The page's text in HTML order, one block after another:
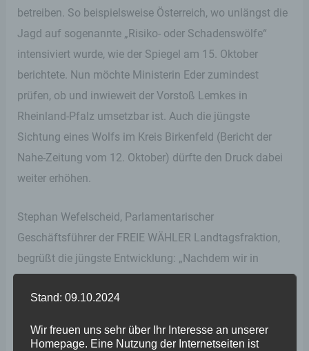
betreiben. So beispielsweise Österreich, wo unlängst die
Jagd auf sogenannte „Risiko- oder Schadenswölfe“
intensiviert wurde, wie der Spiegel am 15. Oktober
berichtete. Nun möchte Ministerin Eder zumindest
prüfen, ob und inwieweit der Vorstoß Lemkes in
Rheinland-Pfalz umsetzbar ist. Auch die jüngste
Sichtung eines Wolfs im Kreis Birkenfeld (Bericht der
Nahe-Zeitung vom 12. Oktober) dürfte den Druck dabei
weiter erhöhen.
Stephan Wefelscheid, Parlamentarischer
Geschäftsführer der FREIE WÄHLER Landtagsfraktion,
begrüßt die jüngste Entwicklung: „Nachdem wir in
haben, kommt nun endlich und durch die Flankierung
Vorschlag von Ministerin Lemke begrüße ich, er zielt
Stand: 09.10.2024
Wir freuen uns sehr über Ihr Interesse an unserer
Homepage. Eine Nutzung der Internetseiten ist